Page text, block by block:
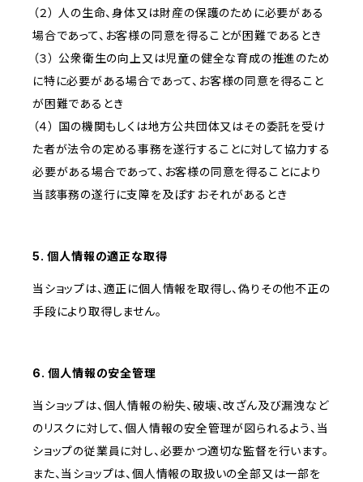
（２） 人の生命、身体又は財産の保護のために必要がある
場合であって、お客様の同意を得ることが困難であるとき
（３） 公衆衛生の向上又は児童の健全な育成の推進のため
に特に必要がある場合であって、お客様の同意を得ること
が困難であるとき
（４） 国の機関もしくは地方公共団体又はその委託を受け
た者が法令の定める事務を遂行することに対して協力する
必要がある場合であって、お客様の同意を得ることにより
当該事務の遂行に支障を及ぼすおそれがあるとき
5. 個人情報の適正な取得
当ショップは、適正に個人情報を取得し、偽りその他不正の
手段により取得しません。
6. 個人情報の安全管理
当ショップは、個人情報の紛失、破壊、改ざん及び漏洩など
のリスクに対して、個人情報の安全管理が図られるよう、当
ショップの従業員に対し、必要かつ適切な監督を行います。
また、当ショップは、個人情報の取扱いの全部又は一部を